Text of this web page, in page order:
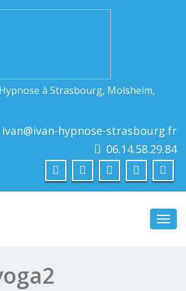
à Strasbourg, Molsheim,
ivan@ivan-hypnose-strasbourg.fr
06.14.58.29.84